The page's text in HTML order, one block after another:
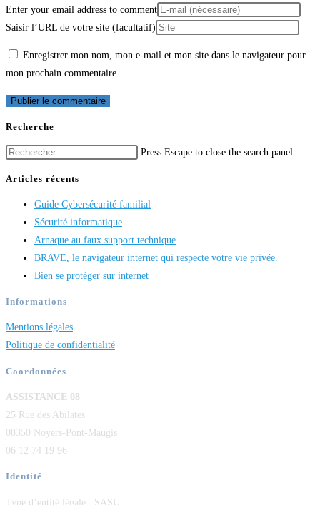
Enter your email address to comment
Saisir l’URL de votre site (facultatif)
Enregistrer mon nom, mon e-mail et mon site dans le navigateur pour
mon prochain commentaire.
Recherche
Press Escape to close the search panel.
Articles récents
Guide Cybersécurité familial
Sécurité informatique
Arnaque au faux support technique
BRAVE, le navigateur internet qui respecte votre vie privée.
Bien se protéger sur internet
Informations
Mentions légales
Politique de confidentialité
Coordonnées
ASSISTANCE 08
25 Rue des Abilates
08350 Noyers-Pont-Maugis
06 12 74 19 96
Identité
Type d’entité légale : SASU